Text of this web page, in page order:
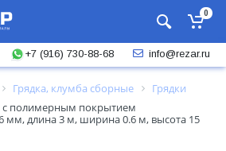
0
+7 (916) 730-88-68 info@rezar.ru
Грядка, клумба сборные
Грядки
с полимерным покрытием
мм, длина 3 м, ширина 0.6 м, высота 15